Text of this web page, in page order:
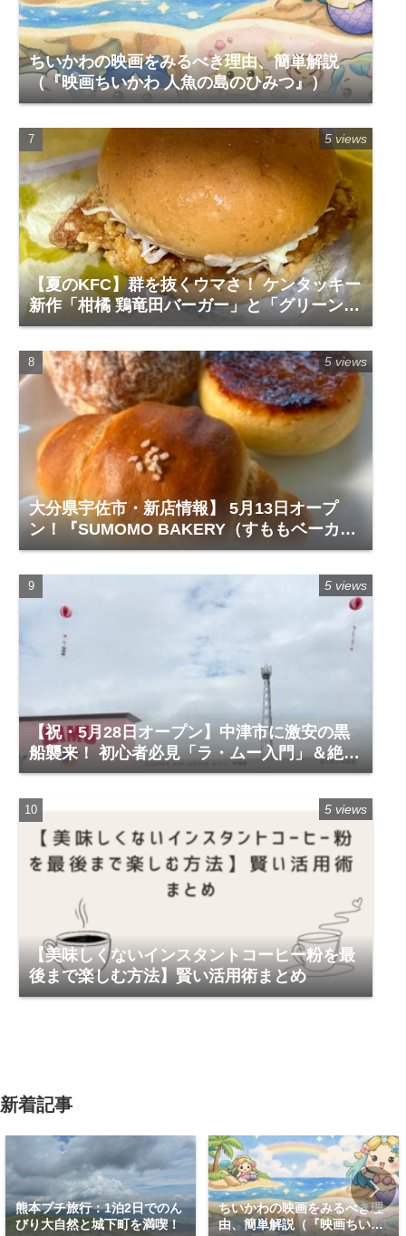
ちいかわの映画をみるべき理由、簡単解説
（『映画ちいかわ 人魚の島のひみつ』）
【夏のKFC】群を抜くウマさ！ ケンタッキー
新作「柑橘 鶏竜田バーガー」と「グリーンホ
ットチキン」で夏を食らう
5 views
大分県宇佐市・新店情報】 5月13日オープ
ン！『SUMOMO BAKERY（すももベーカリ
ー）』レビュー
5 views
【祝・5月28日オープン】中津市に激安の黒
船襲来！ 初心者必見「ラ・ムー入門」＆絶対
に買うべき神商品
5 views
【美味しくないインスタントコーヒー粉を最
後まで楽しむ方法】賢い活用術まとめ
5 views
新着記事
熊本プチ旅行：1泊2日でのん
びり大自然と城下町を満喫！
ちいかわの映画をみるべき理
由、簡単解説（『映画ちいか